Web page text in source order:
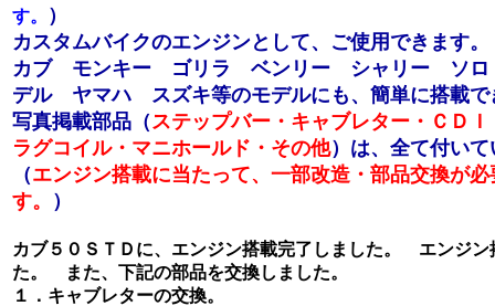
す。
）
カスタムバイクのエンジンとして、ご使用できます。
カブ モンキー ゴリラ ベンリー シャリー ソ
デル ヤマハ スズキ等のモデルにも、簡単に搭載で
写真掲載部品（ステップバー・キャブレター・ＣＤ
ラグコイル・マニホールド・その他）は、全て付いて
（エンジン搭載に当たって、一部改造・部品交換が
す。 ）
カブ５０ＳＴＤに、エンジン搭載完了しました。 エンジン
た。 また、下記の部品を交換しました。
１．キャブレターの交換。